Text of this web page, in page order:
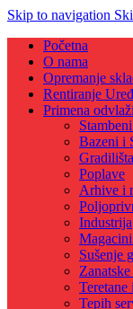
Skip to navigation
Početna
O nama
Opremanje
Rentiranje
Primena
Bazeni i
Gradilišta
Poplave
Arhive i
Industrija
Sušenje
Teretane
Tepih